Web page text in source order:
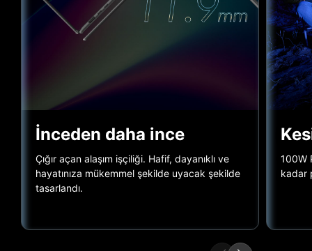
İnceden daha ince
Çığır açan alaşım işçiliği. Hafif, dayanıklı ve
hayatınıza mükemmel şekilde uyacak şekilde
tasarlandı.
100W
kadar